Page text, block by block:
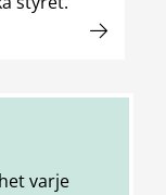
varje